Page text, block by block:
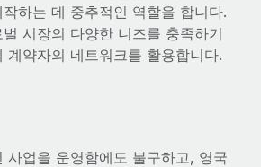
마케팅이 계속해서 인기를 끌면서, 기업들
적인 비디오 제작이 어느 때보다 중요해졌습
회사들은 그렇게 높은 품질의...
하는 데 중추적인 역할을 합니다.
시장의 다양한 니즈를 충족하기
계약자의 네트워크를 활용합니다.
사업을 운영함에도 불구하고, 영국